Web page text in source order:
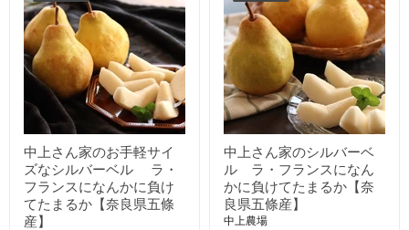
格
格
中上さん家のお手軽サイ
ズなシルバーベル ラ・
フランスになんかに負け
てたまるか【奈良県五條
産】
中上さん家のシルバーベ
ル ラ・フランスになん
かに負けてたまるか【奈
良県五條産】
中上農場